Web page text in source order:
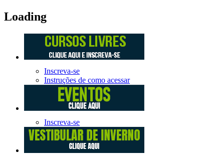
Loading
Inscreva-se
Instruções de como acessar
Inscreva-se